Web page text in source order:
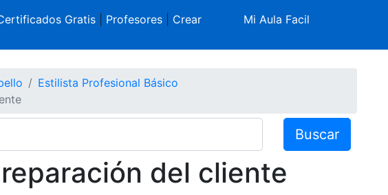
Gratis| Profesores| Crear
Mi Aula Facil
Estilista Profesional Básico
Buscar
del cliente